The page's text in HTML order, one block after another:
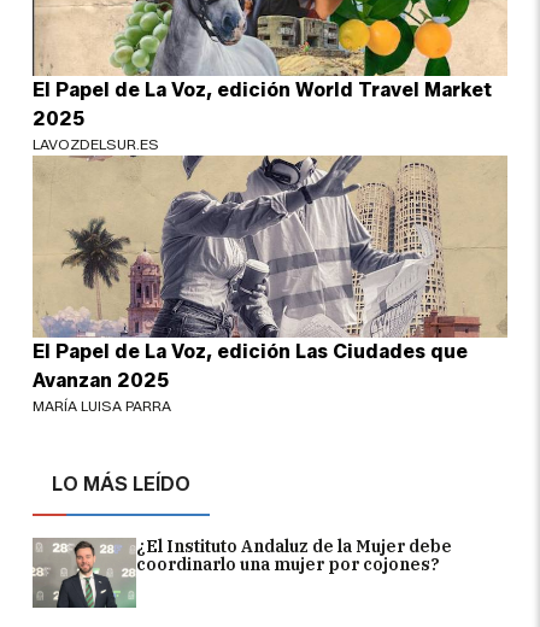
LO MÁS LEÍDO
¿El Instituto Andaluz de la Mujer debe
coordinarlo una mujer por cojones?
El Papel de La Voz, edición World Travel Market
2025
LAVOZDELSUR.ES
El Papel de La Voz, edición Las Ciudades que
Avanzan 2025
MARÍA LUISA PARRA